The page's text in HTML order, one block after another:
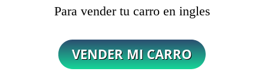
Para vender tu carro en ingles